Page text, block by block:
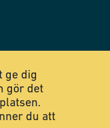
ge dig
gör det
du att